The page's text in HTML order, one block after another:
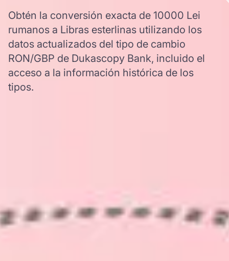
Obtén la conversión exacta de 10000 Lei
rumanos a Libras esterlinas utilizando los
datos actualizados del tipo de cambio
RON/GBP de Dukascopy Bank, incluido el
acceso a la información histórica de los
tipos.